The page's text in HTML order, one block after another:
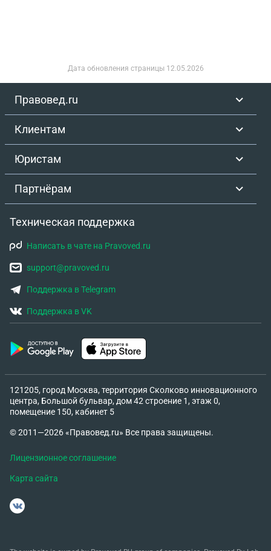
Дата обновления страницы 12.05.2026
Правовед.ru
Клиентам
Юристам
Партнёрам
Техническая поддержка
Написать в чате на Pravoved.ru
support@pravoved.ru
Поддержка в Telegram
Поддержка в VK
121205, город Москва, территория Сколково инновационного
центра, Большой бульвар, дом 42 строение 1, этаж 0,
помещение 150, кабинет 5
© 2011—2026 «Правовед.ru» Все права защищены.
Лицензионное соглашение
Карта сайта